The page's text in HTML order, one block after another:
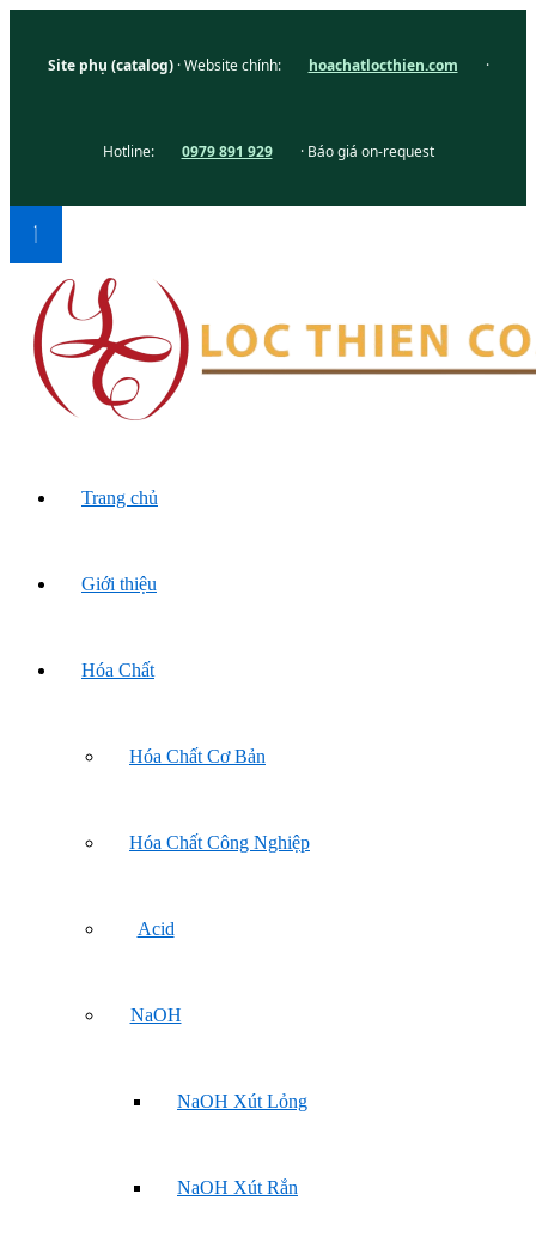
Site phụ (catalog)· Website chính: hoachatlocthien.com ·
Hotline: 0979 891 929 · Báo giá on-request
Trang chủ
Giới thiệu
Hóa Chất
Hóa Chất Cơ Bản
Hóa Chất Công Nghiệp
Acid
NaOH
NaOH Xút Lỏng
NaOH Xút Rắn